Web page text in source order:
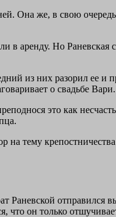
Она же, в свою
в аренду. Но Раневская
из них разорил ее и
о свадьбе Вари.
это как
тему
отправился
что он только